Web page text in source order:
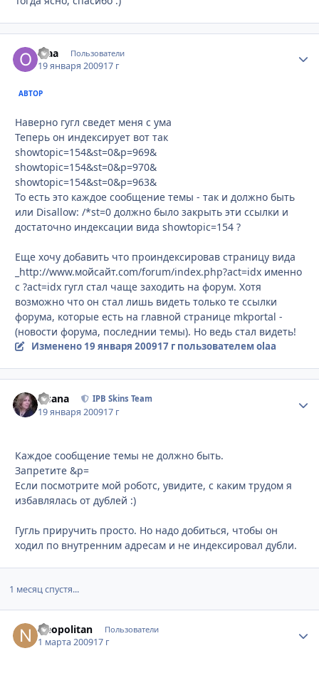
olaa Пользователи
19 января 200917 г
АВТОР
Наверно гугл сведет меня с ума
Теперь он индексирует вот так
showtopic=154&st=0&p=969&
showtopic=154&st=0&p=970&
showtopic=154&st=0&p=963&
То есть это каждое сообщение темы - так и должно быть
или Disallow: /*st=0 должно было закрыть эти ссылки и
достаточно индексации вида showtopic=154 ?
Еще хочу добавить что проиндексировав страницу вида
_http://www.мойсайт.com/forum/index.php?act=idx именно
с ?act=idx гугл стал чаще заходить на форум. Хотя
возможно что он стал лишь видеть только те ссылки
форума, которые есть на главной странице mkportal -
(новости форума, последнии темы). Но ведь стал видеть!
Изменено 19 января 200917 гпользователем olaa
Fisana IPB Skins Team
19 января 200917 г
Каждое сообщение темы не должно быть.
Запретите &p=
Если посмотрите мой роботс, увидите, с каким трудом я
избавлялась от дублей :)
Гугль приручить просто. Но надо добиться, чтобы он
ходил по внутренним адресам и не индексировал дубли.
1 месяц спустя...
Neopolitan Пользователи
1 марта 200917 г